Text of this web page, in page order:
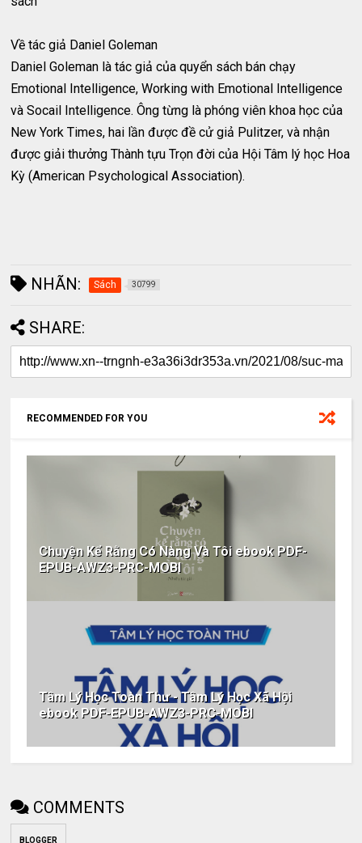
Về tác giả Daniel Goleman
Daniel Goleman là tác giả của quyển sách bán chạy
Emotional Intelligence, Working with Emotional Intelligence
và Socail Intelligence. Ông từng là phóng viên khoa học của
New York Times, hai lần được đề cử giả Pulitzer, và nhận
được giải thưởng Thành tựu Trọn đời của Hội Tâm lý học Hoa
Kỳ (American Psychological Association).
NHÃN: Sách 30799
SHARE:
RECOMMENDED FOR YOU
Chuyện Kể Rằng Có Nàng Và Tôi ebook PDF-
EPUB-AWZ3-PRC-MOBI
Tâm Lý Học Toàn Thư - Tâm Lý Học Xã Hội
ebook PDF-EPUB-AWZ3-PRC-MOBI
COMMENTS
BLOGGER